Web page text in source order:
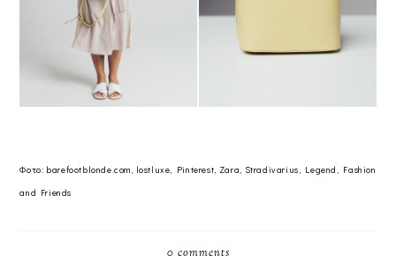
Фото: barefootblonde.com, lostluxe, Pinterest, Zara, Stradivarius, Legend, Fashion
and Friends
0 comments